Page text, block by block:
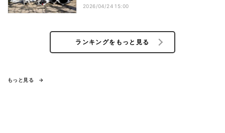
2026/04/24 15:00
ランキングをもっと見る
もっと見る